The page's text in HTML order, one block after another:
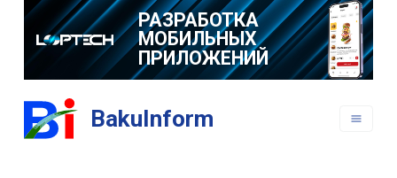
РАЗРАБОТКА
МОБИЛЬНЫХ
ПРИЛОЖЕНИЙ
BakuInform